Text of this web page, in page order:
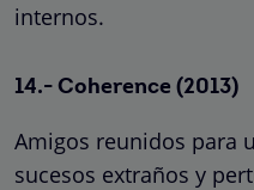
internos.
14.- Coherence (2013)
Amigos reunidos para
sucesos extraños y